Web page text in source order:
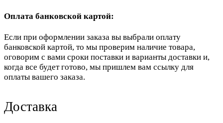
Оплата банковской картой:
Если при оформлении заказа вы выбрали оплату
банковской картой, то мы проверим наличие товара,
оговорим с вами сроки поставки и варианты доставки и,
когда все будет готово, мы пришлем вам ссылку для
оплаты вашего заказа.
Доставка